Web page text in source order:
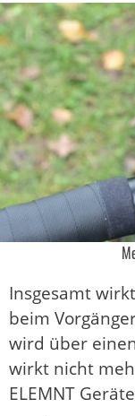
Insgesamt
beim
wird über
wirkt nicht
ELEMNT